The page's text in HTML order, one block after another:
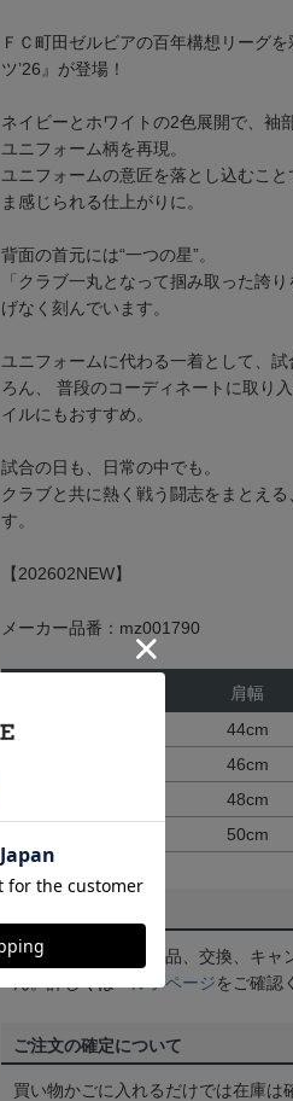
ＦＣ町田ゼルビアの百年構想リーグ
ツ’26』が登場！
ネイビーとホワイトの2色展開で、袖
ユニフォーム柄を再現。
ユニフォームの意匠を落とし込むこ
ま感じられる仕上がりに。
背面の首元には“一つの星”。
「クラブ一丸となって掴み取った誇
げなく刻んでいます。
ユニフォームに代わる一着として、
ろん、 普段のコーディネートに取り
イルにもおすすめ。
試合の日も、日常の中でも。
クラブと共に熱く戦う闘志をまとえ
す。
【202602NEW】
メーカー品番：mz001790
肩幅
44cm
46cm
48cm
50cm
お客様都合による返品、交換、キャ
ヘルプページをご確認
ご注文の確定について
買い物かごに入れるだけでは在庫は